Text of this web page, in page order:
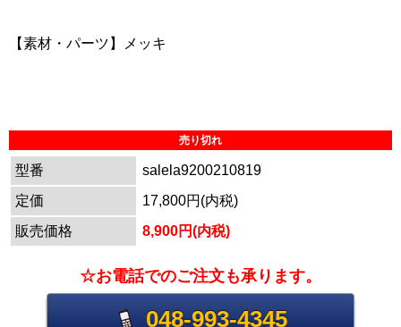
【素材・パーツ】メッキ
売り切れ
型番
salela9200210819
定価
17,800円(内税)
販売価格
8,900円(内税)
☆お電話でのご注文も承ります。
048-993-4345